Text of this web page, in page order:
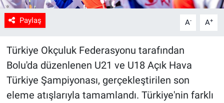
Paylaş A- A+
Türkiye Okçuluk Federasyonu tarafından
Bolu'da düzenlenen U21 ve U18 Açık Hava
Türkiye Şampiyonası, gerçekleştirilen son
eleme atışlarıyla tamamlandı. Türkiye'nin farklı